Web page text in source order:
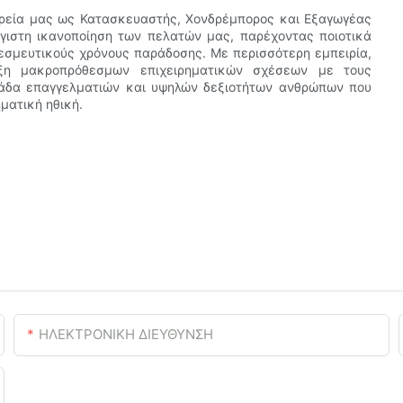
μας ως Κατασκευαστής, Χονδρέμπορος και Εξαγωγέας
ικανοποίηση των πελατών μας, παρέχοντας ποιοτικά
χρόνους παράδοσης. Με περισσότερη εμπειρία,
μακροπρόθεσμων επιχειρηματικών σχέσεων με τους
επαγγελματιών και υψηλών δεξιοτήτων ανθρώπων που
ηθική.
ΗΛΕΚΤΡΟΝΙΚΗ ΔΙΕΥΘΥΝΣΗ